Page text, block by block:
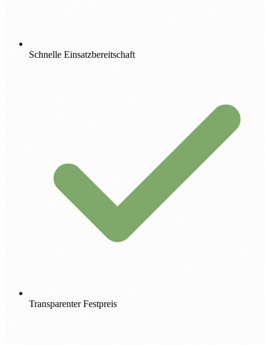
Schnelle Einsatzbereitschaft
Transparenter Festpreis